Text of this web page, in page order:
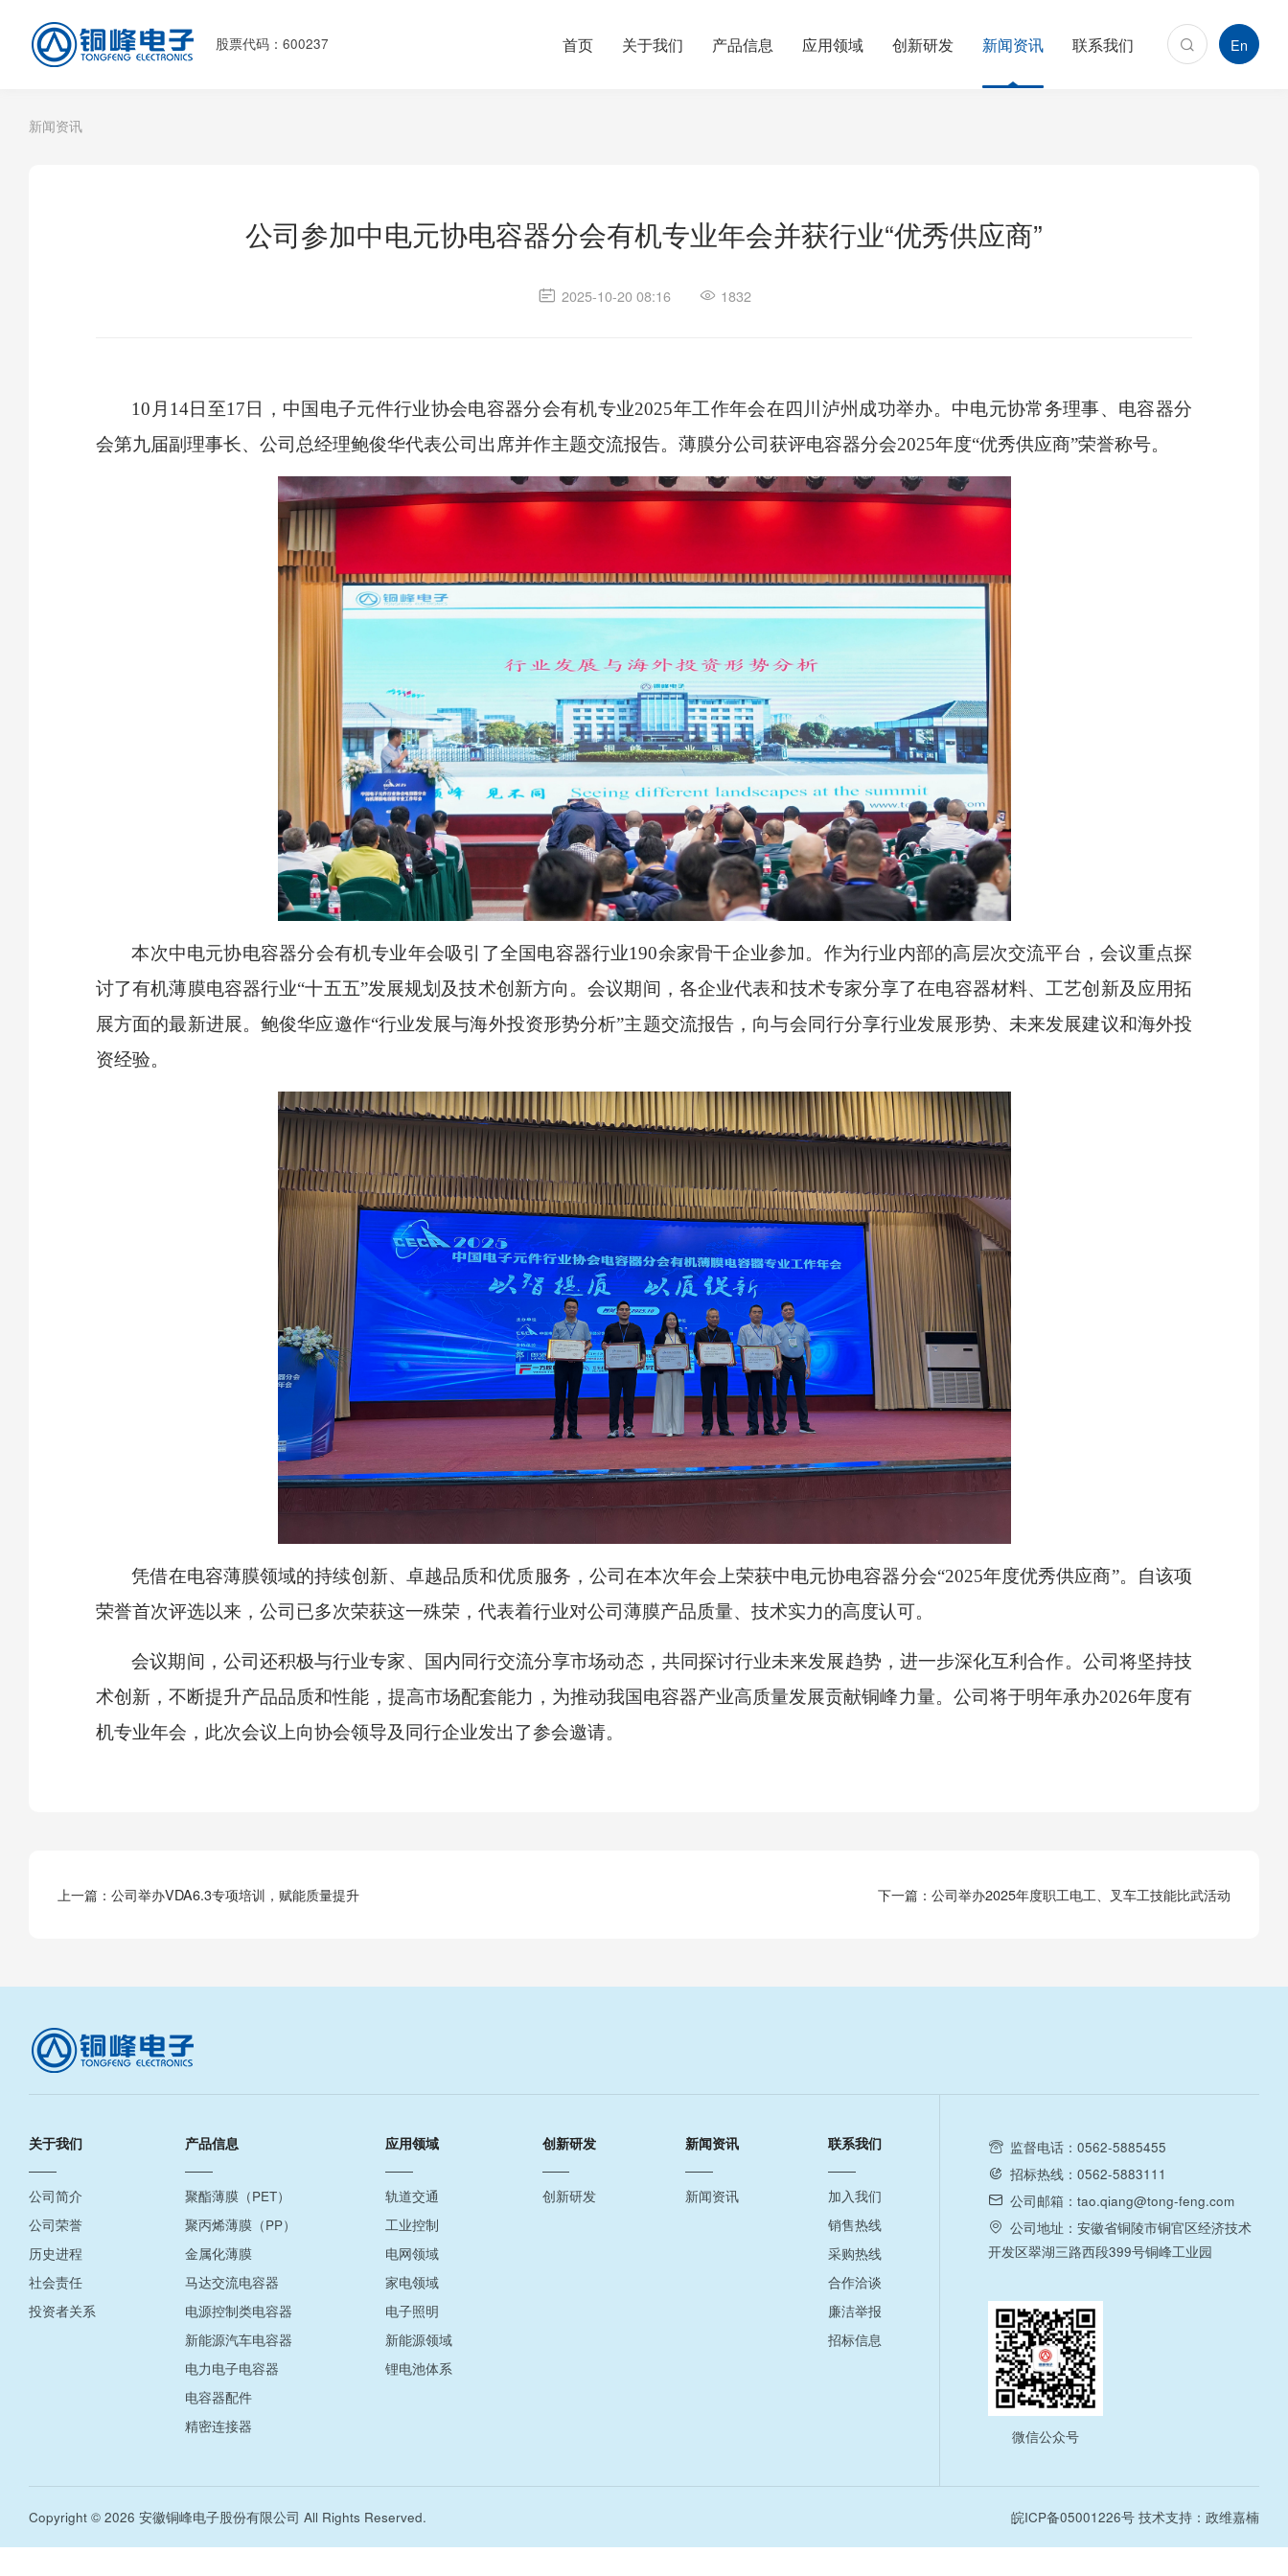
股票代码：600237 首页 关于我们 产品信息 应用领域 创新研发 新闻资讯 联系我们 En
新闻资讯
公司参加中电元协电容器分会有机专业年会并获行业“优秀供应商”
2025-10-20 08:16 1832
10月14日至17日，中国电子元件行业协会电容器分会有机专业2025年工作年会在四川泸州成功举办。中电元协常务理事、电容器分
会第九届副理事长、公司总经理鲍俊华代表公司出席并作主题交流报告。薄膜分公司获评电容器分会2025年度“优秀供应商”荣誉称号。
本次中电元协电容器分会有机专业年会吸引了全国电容器行业190余家骨干企业参加。作为行业内部的高层次交流平台，会议重点探
讨了有机薄膜电容器行业“十五五”发展规划及技术创新方向。会议期间，各企业代表和技术专家分享了在电容器材料、工艺创新及应用拓
展方面的最新进展。鲍俊华应邀作“行业发展与海外投资形势分析”主题交流报告，向与会同行分享行业发展形势、未来发展建议和海外投
资经验。
凭借在电容薄膜领域的持续创新、卓越品质和优质服务，公司在本次年会上荣获中电元协电容器分会“2025年度优秀供应商”。自该项
荣誉首次评选以来，公司已多次荣获这一殊荣，代表着行业对公司薄膜产品质量、技术实力的高度认可。
会议期间，公司还积极与行业专家、国内同行交流分享市场动态，共同探讨行业未来发展趋势，进一步深化互利合作。公司将坚持技
术创新，不断提升产品品质和性能，提高市场配套能力，为推动我国电容器产业高质量发展贡献铜峰力量。公司将于明年承办2026年度有
机专业年会，此次会议上向协会领导及同行企业发出了参会邀请。
上一篇： 公司举办VDA6.3专项培训，赋能质量提升 下一篇： 公司举办2025年度职工电工、叉车工技能比武活动
关于我们
公司简介
公司荣誉
历史进程
社会责任
投资者关系
产品信息
聚酯薄膜（PET）
聚丙烯薄膜（PP）
金属化薄膜
马达交流电容器
电源控制类电容器
新能源汽车电容器
电力电子电容器
电容器配件
精密连接器
应用领域
轨道交通
工业控制
电网领域
家电领域
电子照明
新能源领域
锂电池体系
创新研发
创新研发
新闻资讯
新闻资讯
联系我们
加入我们
销售热线
采购热线
合作洽谈
廉洁举报
招标信息
监督电话：0562-5885455
招标热线：0562-5883111
公司邮箱：tao.qiang@tong-feng.com
公司地址：安徽省铜陵市铜官区经济技术
开发区翠湖三路西段399号铜峰工业园
微信公众号
皖ICP备05001226号 技术支持：政维嘉楠
Copyright © 2026 安徽铜峰电子股份有限公司 All Rights Reserved.